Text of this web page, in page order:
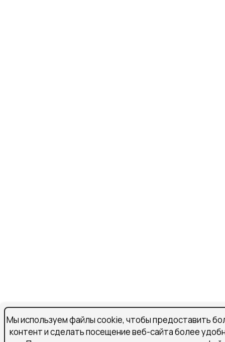
Мы используем файлы cookie, чтобы предоставить
контент и сделать посещение веб-сайта более